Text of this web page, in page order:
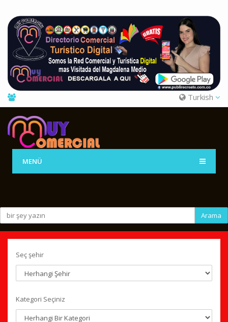
Turkish
MENÜ
Arama
Seç şehir
Kategori Seçiniz